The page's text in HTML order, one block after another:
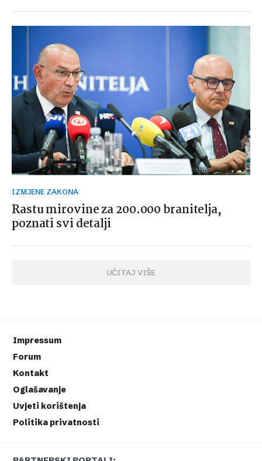
IZMJENE ZAKONA
Rastu mirovine za 200.000 branitelja,
poznati svi detalji
UČITAJ VIŠE
Impressum
Forum
Kontakt
Oglašavanje
Uvjeti korištenja
Politika privatnosti